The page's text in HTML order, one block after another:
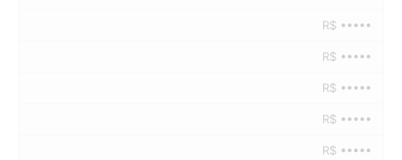
R$ •••••
R$ •••••
R$ •••••
R$ •••••
R$ •••••